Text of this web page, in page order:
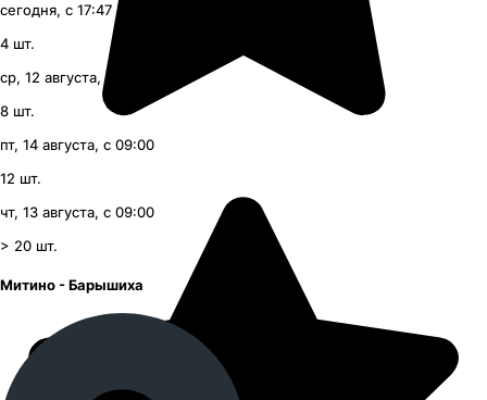
сегодня, с 17:47
4 шт.
ср, 12 августа, с 09:00
8 шт.
пт, 14 августа, с 09:00
12 шт.
чт, 13 августа, с 09:00
> 20 шт.
Митино - Барышиха